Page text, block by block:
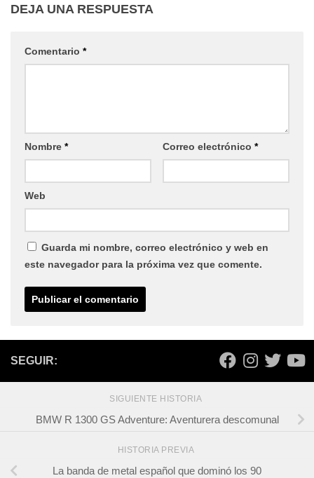
DEJA UNA RESPUESTA
Comentario *
Nombre * Correo electrónico *
Web
Guarda mi nombre, correo electrónico y web en
este navegador para la próxima vez que comente.
SEGUIR:
SIGUIENTE HISTORIA
BMW R 1300 GS Adventure: Aventurera descomunal
HISTORIA PREVIA
La banda de metal español que dominó los 90